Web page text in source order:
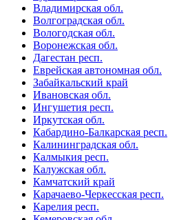
Владимирская обл.
Волгоградская обл.
Вологодская обл.
Воронежская обл.
Дагестан респ.
Еврейская автономная обл.
Забайкальский край
Ивановская обл.
Ингушетия респ.
Иркутская обл.
Кабардино-Балкарская респ.
Калининградская обл.
Калмыкия респ.
Калужская обл.
Камчатский край
Карачаево-Черкесская респ.
Карелия респ.